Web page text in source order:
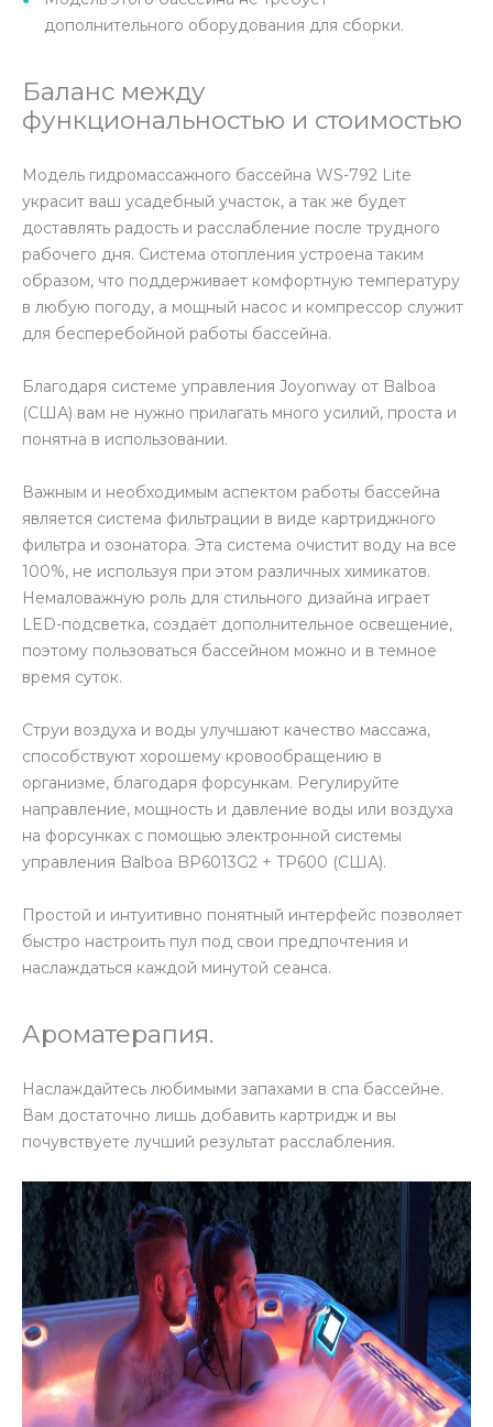
дополнительного оборудования для сборки.
Баланс между
функциональностью и стоимостью
Модель гидромассажного бассейна WS-792 Lite
украсит ваш усадебный участок, а так же будет
доставлять радость и расслабление после трудного
рабочего дня. Система отопления устроена таким
образом, что поддерживает комфортную температуру
в любую погоду, а мощный насос и компрессор служит
для бесперебойной работы бассейна.
Благодаря системе управления Joyonway от Balboa
(США) вам не нужно прилагать много усилий, проста и
понятна в использовании.
Важным и необходимым аспектом работы бассейна
является система фильтрации в виде картриджного
фильтра и озонатора. Эта система очистит воду на все
100%, не используя при этом различных химикатов.
Немаловажную роль для стильного дизайна играет
LED-подсветка, создаёт дополнительное освещение,
поэтому пользоваться бассейном можно и в темное
время суток.
Струи воздуха и воды улучшают качество массажа,
способствуют хорошему кровообращению в
организме, благодаря форсункам. Регулируйте
направление, мощность и давление воды или воздуха
на форсунках с помощью электронной системы
управления Balboa BP6013G2 + TP600 (США).
Простой и интуитивно понятный интерфейс позволяет
быстро настроить пул под свои предпочтения и
наслаждаться каждой минутой сеанса.
Ароматерапия.
Наслаждайтесь любимыми запахами в спа бассейне.
Вам достаточно лишь добавить картридж и вы
почувствуете лучший результат расслабления.